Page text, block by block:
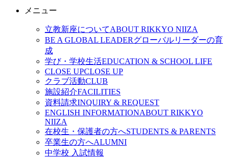
メニュー
立教新座についてABOUT RIKKYO NIIZA
BE A GLOBAL LEADERグローバルリーダーの育
成
学び・学校生活EDUCATION & SCHOOL LIFE
CLOSE UPCLOSE UP
クラブ活動CLUB
施設紹介FACILITIES
資料請求INQUIRY & REQUEST
ENGLISH INFORMATIONABOUT RIKKYO
NIIZA
在校生・保護者の方へSTUDENTS & PARENTS
卒業生の方へALUMNI
中学校 入試情報